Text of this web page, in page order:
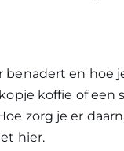
benadert en
koffie of
zorg je er
hier.